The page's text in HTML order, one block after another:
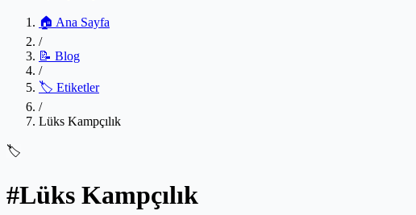
🏠 Ana Sayfa
/
📝 Blog
/
🏷️ Etiketler
/
Lüks Kampçılık
🏷️
#Lüks Kampçılık